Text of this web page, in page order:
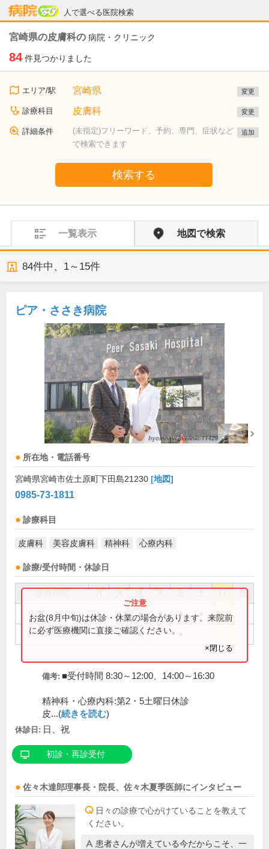
人で選べる医院検索
病院なび
宮崎県の皮膚科の 病院・クリニック
84 件見つかりました
エリア/駅 宮崎県 変更
診療科目 皮膚科 変更
詳細条件
(未指定)フリーワード、予約、専門、症状など
で検索できます
追加
検索する
一覧表示 地図で検索
84件中、 1～15件
ピア・ささき病院
所在地・電話番号
宮崎県宮崎市佐土原町下田島21230 [地図]
0985-73-1811
診療科目
皮膚科 美容皮膚科 精神科 心療内科
診療/受付時間・休診日
祝
9:00～12:30 ● ● ● ● ●
14:00～17:00 ● ● ●
お盆(8月中旬)は休診・休業の場合があります。来院前
に必ず医療機関に直接ご確認ください。
×閉じる
備考: ■受付時間 8:30～12:00、14:00～16:30
精神科・心療内科:第2・5土曜日休診
皮...(続きを読む)
休診日: 日、祝
初診・再診受付
佐々木達郎理事長・院長、 佐々木夏季医師にインタビュー
日々の診療で心がけていることを教えて
ください。
患者さんが増えている今だからこそ、一